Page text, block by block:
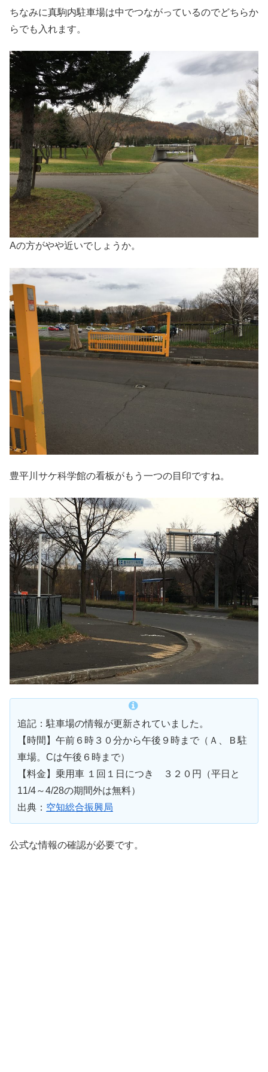
ちなみに真駒内駐車場は中でつながっているのでどちらか
らでも入れます。
Aの方がやや近いでしょうか。
豊平川サケ科学館の看板がもう一つの目印ですね。
追記：駐車場の情報が更新されていました。
【時間】午前６時３０分から午後９時まで（Ａ、Ｂ駐
車場。Cは午後６時まで）
【料金】乗用車 １回１日につき ３２０円（平日と
11/4～4/28の期間外は無料）
出典： 空知総合振興局
公式な情報の確認が必要です。